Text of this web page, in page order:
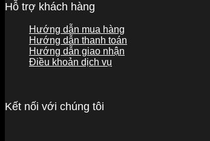
Hỗ trợ khách hàng
Hướng dẫn mua hàng
Hướng dẫn thanh toán
Hướng dẫn giao nhận
Điều khoản dịch vụ
Kết nối với chúng tôi